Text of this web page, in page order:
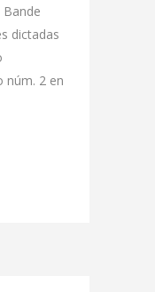
dictadas
núm. 2 en